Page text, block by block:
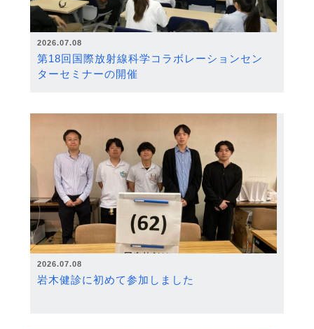
2026.07.08
第18回国際放射線科学コラボレーションセン
ターセミナーの開催
2026.07.08
岩木健診に初めて参加しました